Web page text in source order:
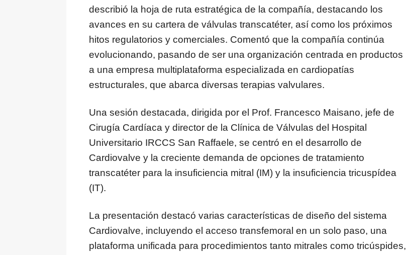
describió la hoja de ruta estratégica de la compañía, destacando los
avances en su cartera de válvulas transcatéter, así como los próximos
hitos regulatorios y comerciales. Comentó que la compañía continúa
evolucionando, pasando de ser una organización centrada en productos
a una empresa multiplataforma especializada en cardiopatías
estructurales, que abarca diversas terapias valvulares.
Una sesión destacada, dirigida por el Prof. Francesco Maisano, jefe de
Cirugía Cardíaca y director de la Clínica de Válvulas del Hospital
Universitario IRCCS San Raffaele, se centró en el desarrollo de
Cardiovalve y la creciente demanda de opciones de tratamiento
transcatéter para la insuficiencia mitral (IM) y la insuficiencia tricuspídea
(IT).
La presentación destacó varias características de diseño del sistema
Cardiovalve, incluyendo el acceso transfemoral en un solo paso, una
plataforma unificada para procedimientos tanto mitrales como tricúspides,